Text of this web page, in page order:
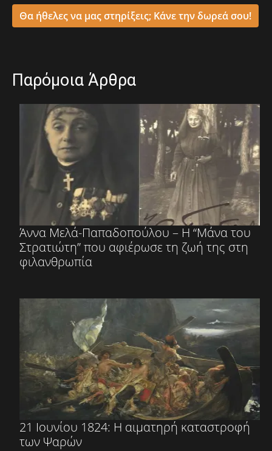
Θα ήθελες να μας στηρίξεις; Κάνε την δωρεά σου!
Παρόμοια Άρθρα
Άννα Μελά-Παπαδοπούλου – Η “Μάνα του
Στρατιώτη” που αφιέρωσε τη ζωή της στη
φιλανθρωπία
21 Ιουνίου 1824: Η αιματηρή καταστροφή
των Ψαρών